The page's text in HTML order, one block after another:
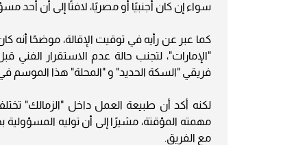
سواء إن كان أجنبيًا أو مصريًا، لافتًا إلى أن أحد
كما عبر عن رأيه في توقيت الإقالة، موضحًا أنه
"الإمارات"، لتجنب حالة عدم الاستقرار
فريقي "السكة الحديد" و "المحلة" هذا الموسم
لكنه أكد أن طبيعة العمل داخل "الزمالك"
مهمته المؤقتة، مشيرًا إلى أن توليه
مع الفريق.